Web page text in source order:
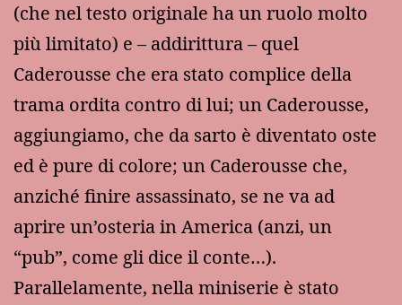
(che nel testo originale ha un ruolo molto
più limitato) e – addirittura – quel
Caderousse che era stato complice della
trama ordita contro di lui; un Caderousse,
aggiungiamo, che da sarto è diventato oste
ed è pure di colore; un Caderousse che,
anziché finire assassinato, se ne va ad
aprire un’osteria in America (anzi, un
“pub”, come gli dice il conte…).
Parallelamente, nella miniserie è stato